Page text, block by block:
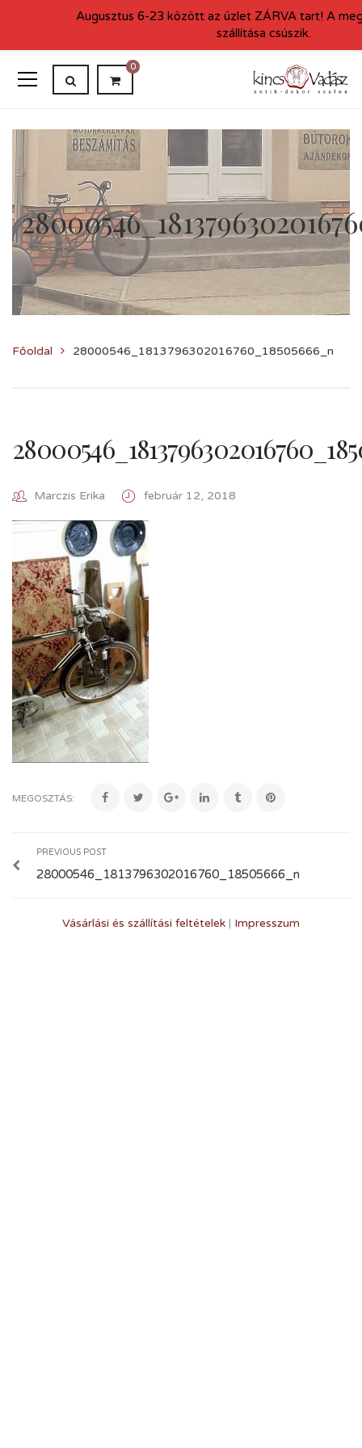
0
Főoldal 28000546_1813796302016760_18505666_n
Marczis Erika február 12, 2018
MEGOSZTÁS:
PREVIOUS POST
28000546_1813796302016760_18505666_n
Vásárlási és szállítási feltételek | Impresszum
Augusztus 6-23 között az üzlet ZÁRVA tart! A
szállítása csúszik.